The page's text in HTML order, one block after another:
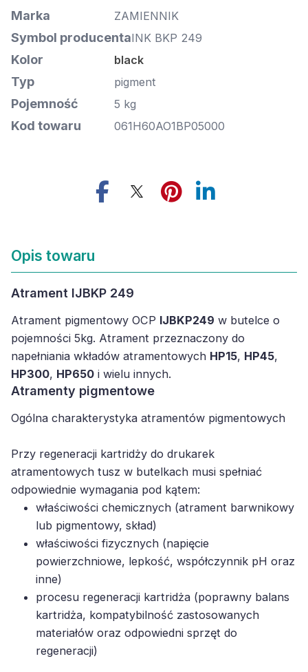
Marka ZAMIENNIK
Symbol producentaINK BKP 249
Kolor black
Typ pigment
Pojemność 5 kg
Kod towaru 061H60AO1BP05000
Opis towaru
Atrament IJBKP 249
Atrament pigmentowy OCP IJBKP249 w butelce o
pojemności 5kg. Atrament przeznaczony do
napełniania wkładów atramentowych HP15, HP45,
HP300, HP650 i wielu innych.
Atramenty pigmentowe
Ogólna charakterystyka atramentów pigmentowych
Przy regeneracji kartridży do drukarek
atramentowych tusz w butelkach musi spełniać
odpowiednie wymagania pod kątem:
właściwości chemicznych (atrament barwnikowy
lub pigmentowy, skład)
właściwości fizycznych (napięcie
powierzchniowe, lepkość, współczynnik pH oraz
inne)
procesu regeneracji kartridża (poprawny balans
kartridża, kompatybilność zastosowanych
materiałów oraz odpowiedni sprzęt do
regeneracji)